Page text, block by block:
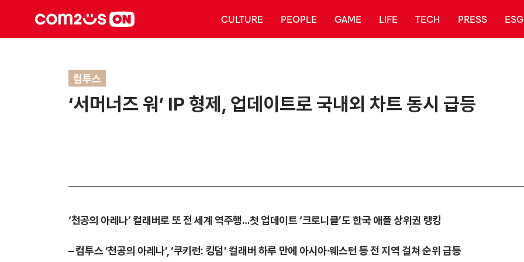
CULTURE PEOPLE GAME LIFE TECH PRESS ESG
컴투스
‘서머너즈 워’ IP 형제, 업데이트로 국내외 차트 동시 급등
‘천공의 아레나’ 컬래버로 또 전 세계 역주행…첫 업데이트 ‘크로니클’도 한국 애플 상위권 랭킹
– 컴투스 ‘천공의 아레나’, ‘쿠키런: 킹덤’ 컬래버 하루 만에 아시아∙웨스턴 등 전 지역 걸쳐 순위 급등